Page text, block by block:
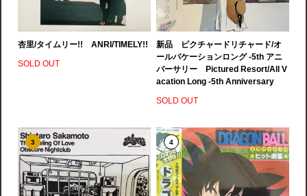
杏里/タイムリー!! ANRI/TIMELY!!
SOLD OUT
新品 ピクチャードリチャード/オ
ールバケーションロング -5th アニ
バーサリー Pictured Resort/All V
acation Long -5th Anniversary
SOLD OUT
3 4